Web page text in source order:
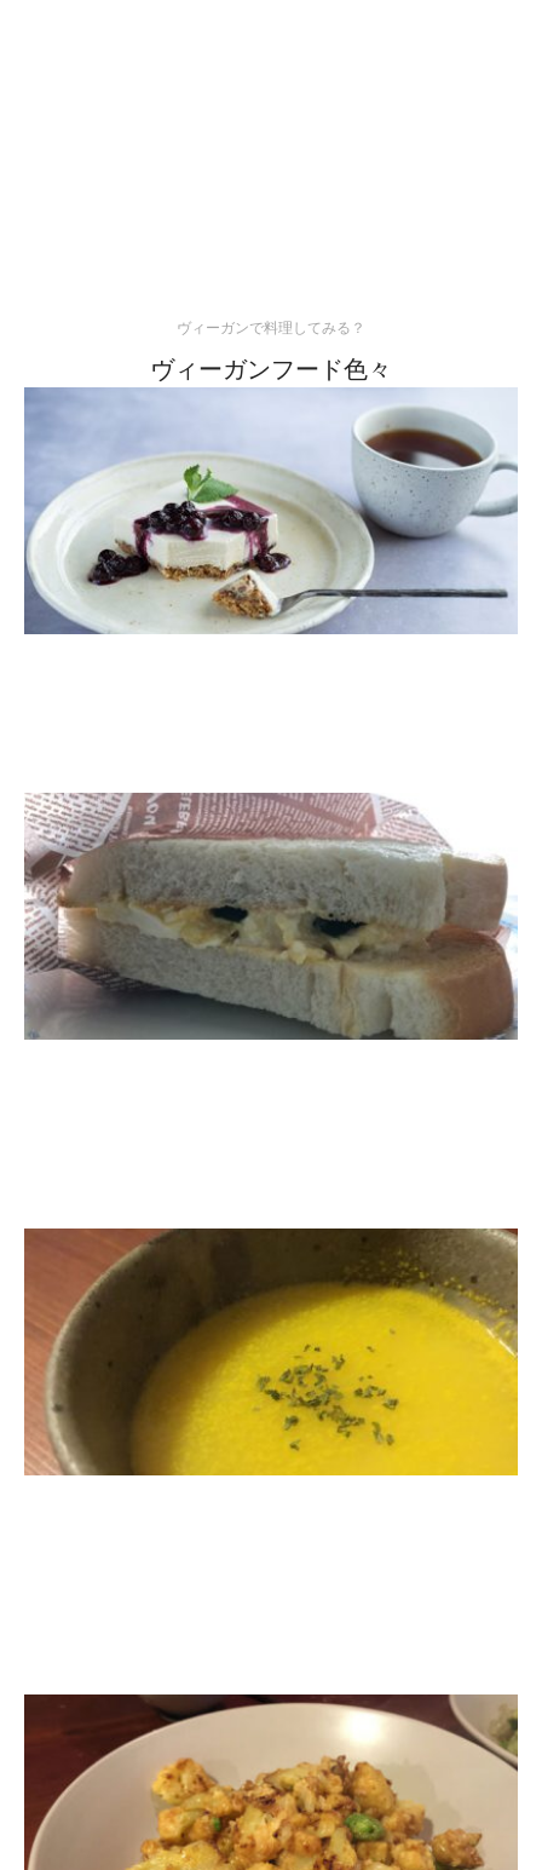
ヴィーガンで料理してみる？
ヴィーガンフード色々